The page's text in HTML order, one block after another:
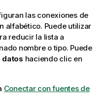
las conexiones de
alfabético. Puede utilizar
reducir la lista a
nombre o tipo. Puede
datos haciendo clic en
Conectar con fuentes de